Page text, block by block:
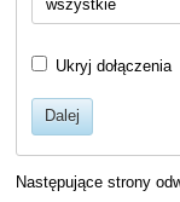
Ukryj dołączenia
Dalej
Następujące strony